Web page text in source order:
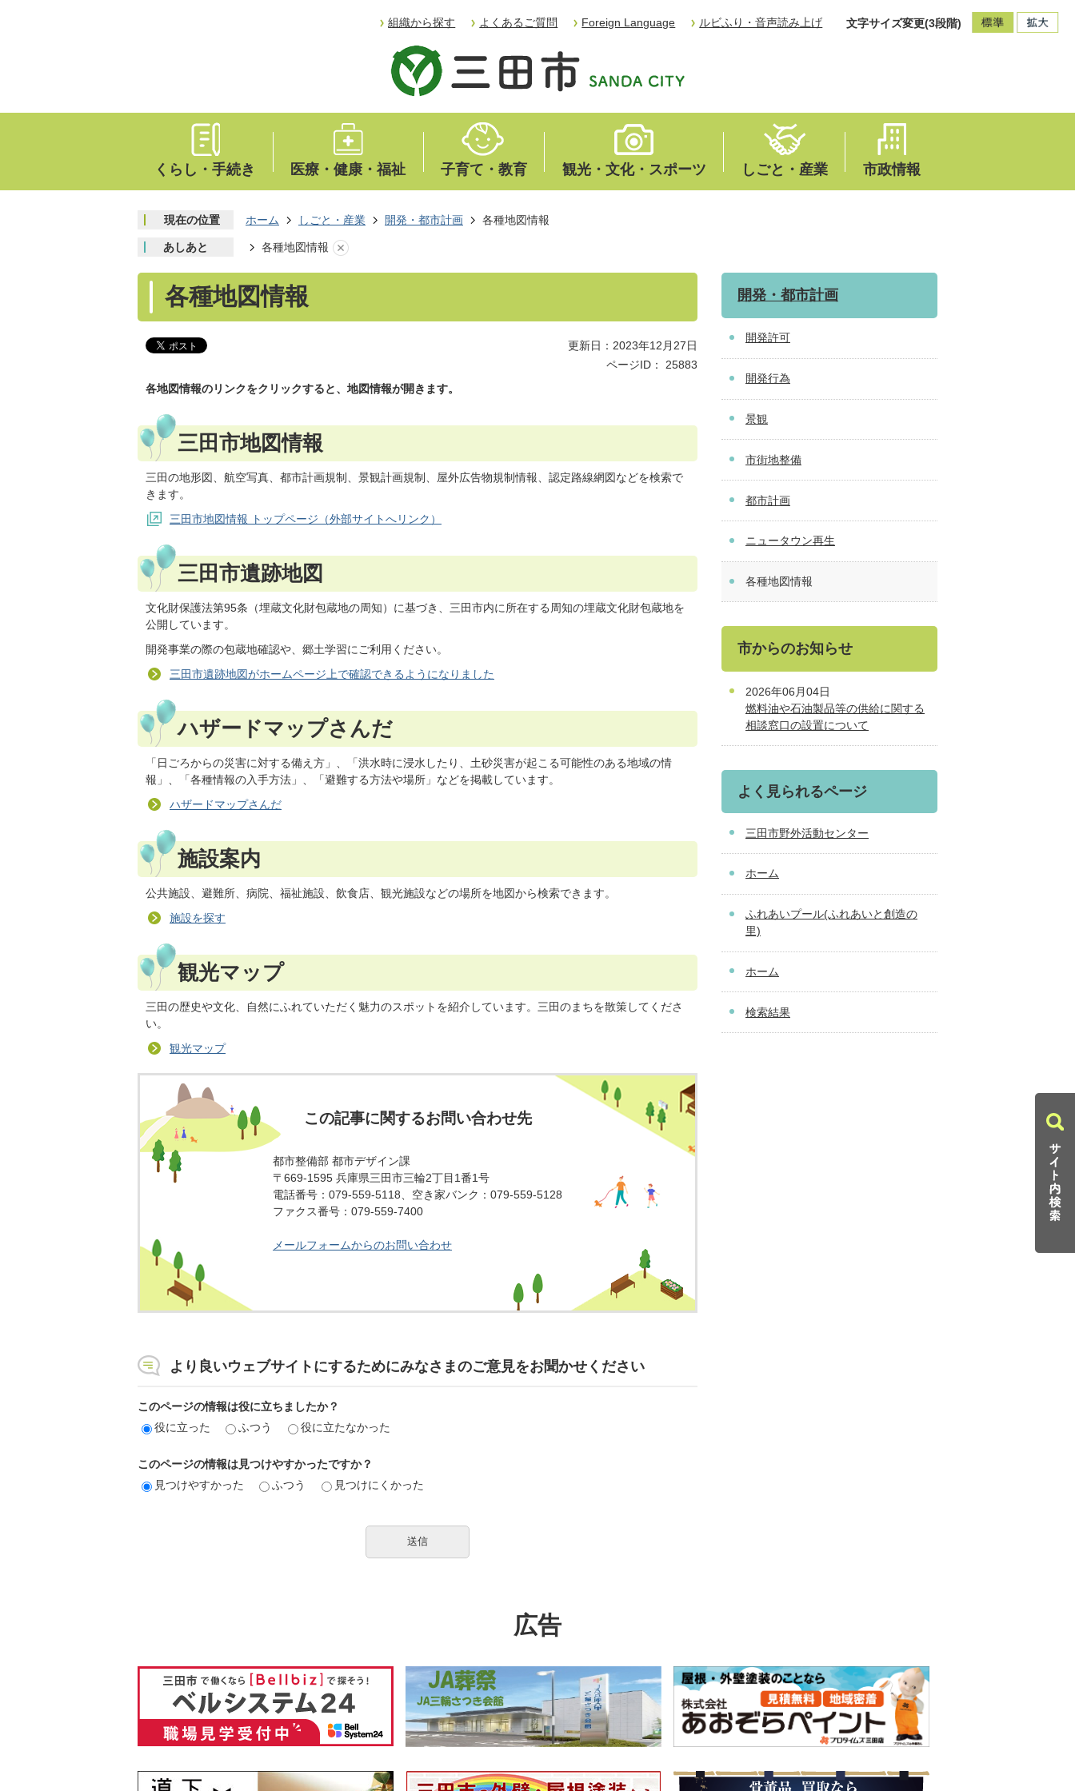
組織から探す よくあるご質問 Foreign Language ルビふり・音声読み上げ 文字サイズ変更(3段階)
くらし・手続き 医療・健康・福祉 子育て・教育 観光・文化・スポーツ しごと・産業 市政情報
現在の位置 ホーム しごと・産業 開発・都市計画 各種地図情報
あしあと 各種地図情報
各種地図情報
更新日：2023年12月27日
ページID：
25883
各地図情報のリンクをクリックすると、地図情報が開きます。
三田市地図情報
三田の地形図、航空写真、都市計画規制、景観計画規制、屋外広告物規制情報、認定路線網図などを検索で
きます。
三田市地図情報 トップページ（外部サイトへリンク）
三田市遺跡地図
文化財保護法第95条（埋蔵文化財包蔵地の周知）に基づき、三田市内に所在する周知の埋蔵文化財包蔵地を
公開しています。
開発事業の際の包蔵地確認や、郷土学習にご利用ください。
三田市遺跡地図がホームページ上で確認できるようになりました
ハザードマップさんだ
「日ごろからの災害に対する備え方」、「洪水時に浸水したり、土砂災害が起こる可能性のある地域の情
報」、「各種情報の入手方法」、「避難する方法や場所」などを掲載しています。
ハザードマップさんだ
施設案内
公共施設、避難所、病院、福祉施設、飲食店、観光施設などの場所を地図から検索できます。
施設を探す
観光マップ
三田の歴史や文化、自然にふれていただく魅力のスポットを紹介しています。三田のまちを散策してくださ
い。
観光マップ
この記事に関するお問い合わせ先
都市整備部 都市デザイン課
〒669-1595 兵庫県三田市三輪2丁目1番1号
電話番号：079-559-5118、空き家バンク：079-559-5128
ファクス番号：079-559-7400
メールフォームからのお問い合わせ
より良いウェブサイトにするためにみなさまのご意見をお聞かせください
このページの情報は役に立ちましたか？
役に立った
ふつう 役に立たなかった
このページの情報は見つけやすかったですか？
見つけやすかった
ふつう 見つけにくかった
開発・都市計画
開発許可
開発行為
景観
市街地整備
都市計画
ニュータウン再生
各種地図情報
市からのお知らせ
2026年06月04日
燃料油や石油製品等の供給に関する
相談窓口の設置について
よく見られるページ
三田市野外活動センター
ホーム
ふれあいプール(ふれあいと創造の
里)
ホーム
検索結果
広告